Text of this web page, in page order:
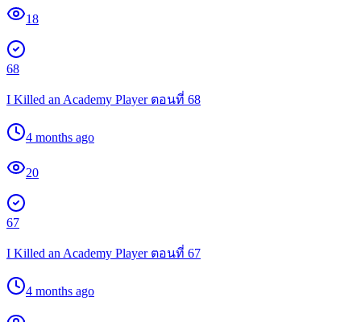
18
68
I Killed an Academy Player ตอนที่ 68
4 months ago
20
67
I Killed an Academy Player ตอนที่ 67
4 months ago